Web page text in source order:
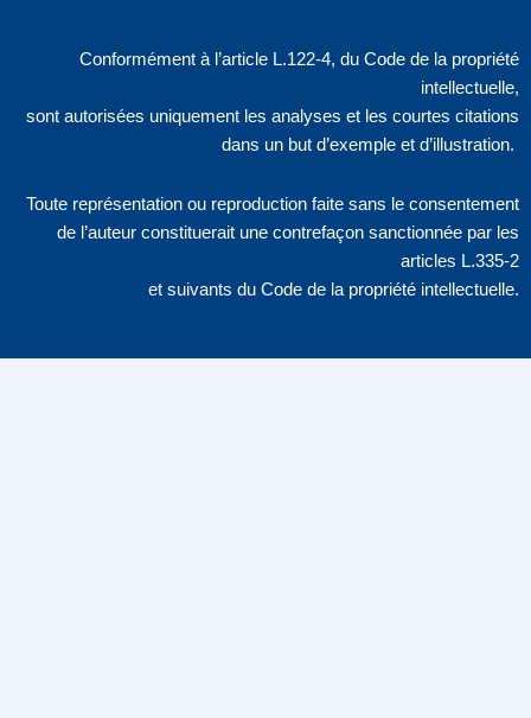
Conformément à l’article L.122-4, du Code de la propriété
intellectuelle,
sont autorisées uniquement les analyses et les courtes citations
dans un but d’exemple et d’illustration.
Toute représentation ou reproduction faite sans le consentement
de l’auteur constituerait une contrefaçon sanctionnée par les
articles L.335-2
et suivants du Code de la propriété intellectuelle.